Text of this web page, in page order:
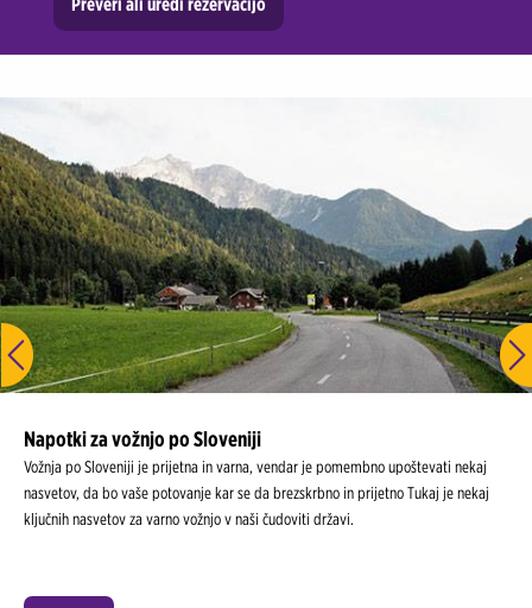
Napotki za vožnjo po Sloveniji
Vožnja po Sloveniji je prijetna in varna, vendar je pomembno upoštevati nekaj
nasvetov, da bo vaše potovanje kar se da brezskrbno in prijetno Tukaj je nekaj
ključnih nasvetov za varno vožnjo v naši čudoviti državi.